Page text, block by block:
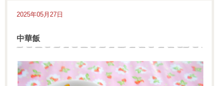
2025年05月27日
中華飯